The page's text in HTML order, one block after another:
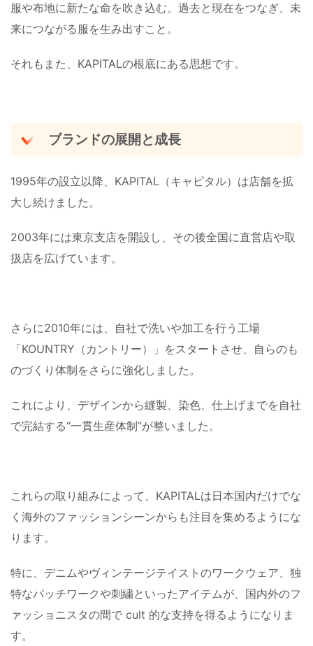
服や布地に新たな命を吹き込む。過去と現在をつなぎ、未
来につながる服を生み出すこと。
それもまた、KAPITALの根底にある思想です。
ブランドの展開と成長
1995年の設立以降、KAPITAL（キャピタル）は店舗を拡
大し続けました。
2003年には東京支店を開設し、その後全国に直営店や取
扱店を広げています。
さらに2010年には、自社で洗いや加工を行う工場
「KOUNTRY（カントリー）」をスタートさせ、自らのも
のづくり体制をさらに強化しました。
これにより、デザインから縫製、染色、仕上げまでを自社
で完結する“一貫生産体制”が整いました。
これらの取り組みによって、KAPITALは日本国内だけでな
く海外のファッションシーンからも注目を集めるようにな
ります。
特に、デニムやヴィンテージテイストのワークウェア、独
特なパッチワークや刺繍といったアイテムが、国内外のフ
ァッショニスタの間で cult 的な支持を得るようになりま
す。